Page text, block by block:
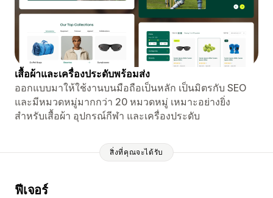
เสื้อผ้าและเครื่องประดับพร้อมส่ง
ออกแบบมาให้ใช้งานบนมือถือเป็นหลัก เป็นมิตรกับ SEO
และมีหมวดหมู่มากกว่า 20 หมวดหมู่ เหมาะอย่างยิ่ง
สำหรับเสื้อผ้า อุปกรณ์กีฬา และเครื่องประดับ
สิ่งที่คุณจะได้รับ
ฟีเจอร์